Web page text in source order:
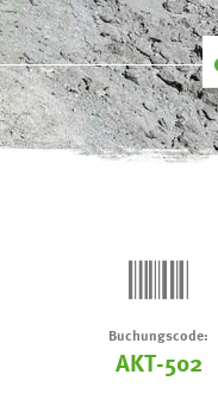
Buchungscode:
AKT-502